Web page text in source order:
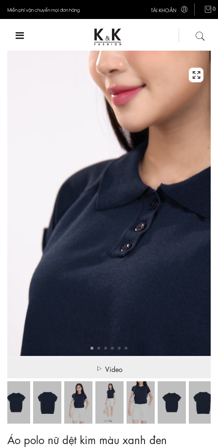
Miễn phí vận chuyển mọi đơn hàng TÀI KHOẢN 0
Video
Áo polo nữ dệt kim màu xanh đen